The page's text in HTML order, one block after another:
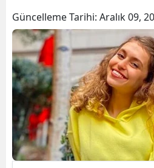
Güncelleme Tarihi: Aralık 09,